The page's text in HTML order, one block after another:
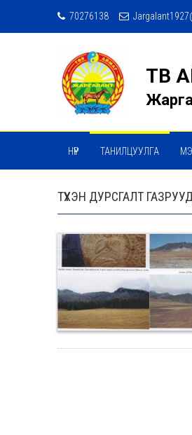
70276138
ТӨВ
НҮҮР ТАНИЛЦУУЛГА
ТҮҮХЭН ДУРСГАЛТ